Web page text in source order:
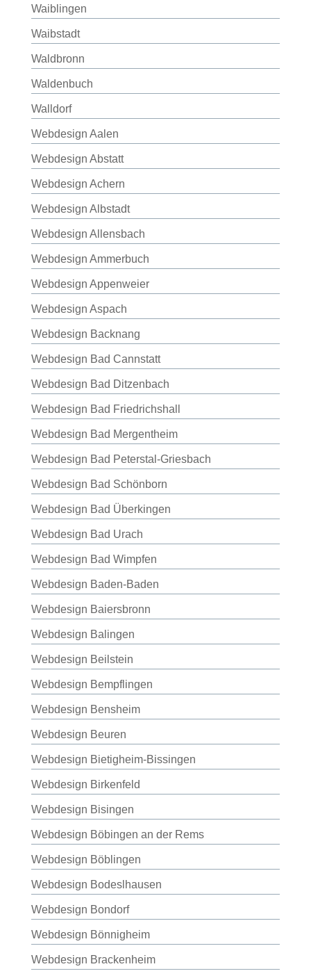
Waiblingen
Waibstadt
Waldbronn
Waldenbuch
Walldorf
Webdesign Aalen
Webdesign Abstatt
Webdesign Achern
Webdesign Albstadt
Webdesign Allensbach
Webdesign Ammerbuch
Webdesign Appenweier
Webdesign Aspach
Webdesign Backnang
Webdesign Bad Cannstatt
Webdesign Bad Ditzenbach
Webdesign Bad Friedrichshall
Webdesign Bad Mergentheim
Webdesign Bad Peterstal-Griesbach
Webdesign Bad Schönborn
Webdesign Bad Überkingen
Webdesign Bad Urach
Webdesign Bad Wimpfen
Webdesign Baden-Baden
Webdesign Baiersbronn
Webdesign Balingen
Webdesign Beilstein
Webdesign Bempflingen
Webdesign Bensheim
Webdesign Beuren
Webdesign Bietigheim-Bissingen
Webdesign Birkenfeld
Webdesign Bisingen
Webdesign Böbingen an der Rems
Webdesign Böblingen
Webdesign Bodeslhausen
Webdesign Bondorf
Webdesign Bönnigheim
Webdesign Brackenheim